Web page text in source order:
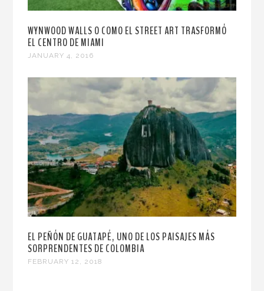
WYNWOOD WALLS O COMO EL STREET ART TRASFORMÓ
EL CENTRO DE MIAMI
JANUARY 4, 2016
EL PEÑÓN DE GUATAPÉ, UNO DE LOS PAISAJES MÁS
SORPRENDENTES DE COLOMBIA
FEBRUARY 12, 2018